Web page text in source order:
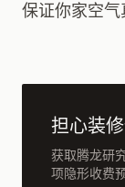
保证你家空气
担心装
获取腾龙研
项隐形收费预